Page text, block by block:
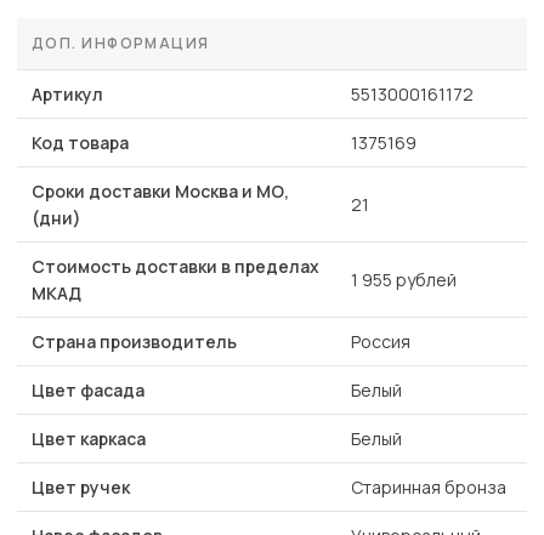
ДОП. ИНФОРМАЦИЯ
Артикул 5513000161172
Код товара 1375169
Сроки доставки Москва и МО,
(дни)
21
Стоимость доставки в пределах
МКАД
1 955 рублей
Страна производитель Россия
Цвет фасада Белый
Цвет каркаса Белый
Цвет ручек Старинная бронза